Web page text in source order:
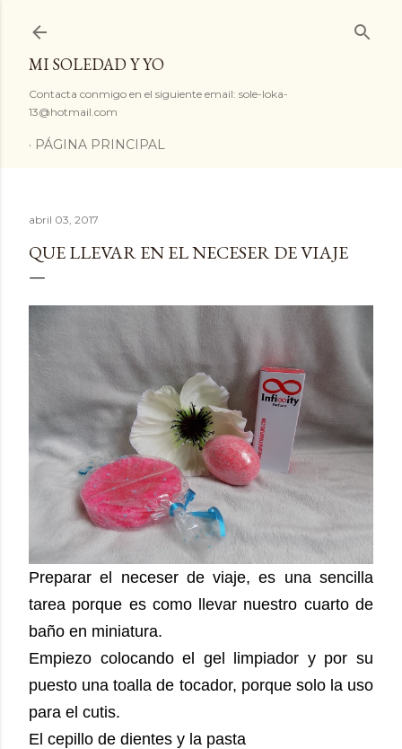
MI SOLEDAD Y YO
Contacta conmigo en el siguiente email: sole-loka-
13@hotmail.com
PÁGINA PRINCIPAL
abril 03, 2017
QUE LLEVAR EN EL NECESER DE VIAJE
Preparar el neceser de viaje, es una sencilla
tarea porque es como llevar nuestro cuarto de
baño en miniatura.
Empiezo colocando el gel limpiador y por su
puesto una toalla de tocador, porque solo la uso
para el cutis.
El cepillo de dientes y la pasta